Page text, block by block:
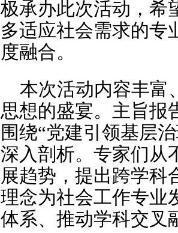
极承办此次活动，希
多适应社会需求的专
度融合。
本次活动内容丰富
思想的盛宴。主旨报
围绕“党建引领基层
深入剖析。专家们从
展趋势，提出跨学科
理念为社会工作专业
体系、推动学科交叉